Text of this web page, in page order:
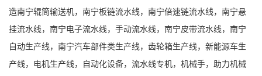
造南宁辊筒输送机，南宁板链流水线，南宁倍速链流水线，南宁悬
挂流水线，南宁电子流水线，手动流水线，南宁皮带流水线，南宁
自动生产线，南宁汽车部件类生产线，齿轮箱生产线，新能源车生
产线，电机生产线，自动化设备，流水线专机，机械手，助力机械